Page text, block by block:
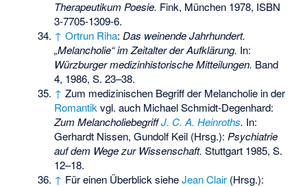
Therapeutikum Poesie. Fink, München 1978, ISBN
3-7705-1309-6.
↑ Ortrun Riha:Das weinende Jahrhundert.
„Melancholie“ im Zeitalter der Aufklärung. In:
Würzburger medizinhistorische Mitteilungen. Band
4, 1986, S. 23–38.
↑ Zum medizinischen Begriff der Melancholie in der
Romantik vgl. auch Michael Schmidt-Degenhard:
Zum MelancholiebegriffJ. C. A. Heinroths. In:
Gerhardt Nissen, Gundolf Keil (Hrsg.): Psychiatrie
auf dem Wege zur Wissenschaft. Stuttgart 1985, S.
12–18.
↑ Für einen Überblick sieheJean Clair (Hrsg.):